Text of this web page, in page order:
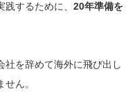
するために、 20年準備を
社を辞めて海外に飛び出し
ん。